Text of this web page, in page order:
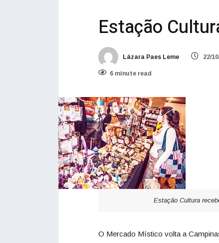
Estação
Lázara Paes Leme 22/
6 minute read
Estação Cultura
O Mercado Místico volta a